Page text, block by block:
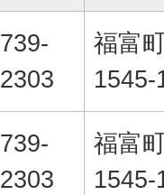
739-
2303
福富
1545-
739-
2303
福富
1545-